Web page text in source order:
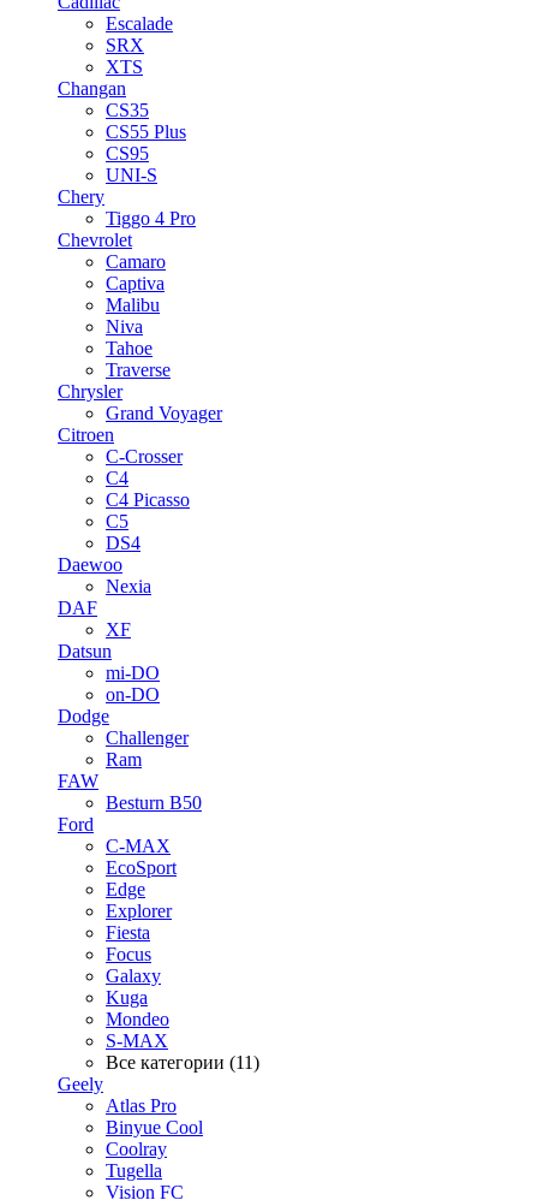
Escalade
SRX
XTS
Changan
CS35
CS55 Plus
CS95
UNI-S
Chery
Tiggo 4 Pro
Chevrolet
Camaro
Captiva
Malibu
Niva
Tahoe
Traverse
Chrysler
Grand Voyager
Citroen
C-Crosser
C4
C4 Picasso
C5
DS4
Daewoo
Nexia
DAF
XF
Datsun
mi-DO
on-DO
Dodge
Challenger
Ram
FAW
Besturn B50
Ford
C-MAX
EcoSport
Edge
Explorer
Fiesta
Focus
Galaxy
Kuga
Mondeo
S-MAX
Все категории (11)
Geely
Atlas Pro
Binyue Cool
Coolray
Tugella
Vision FC